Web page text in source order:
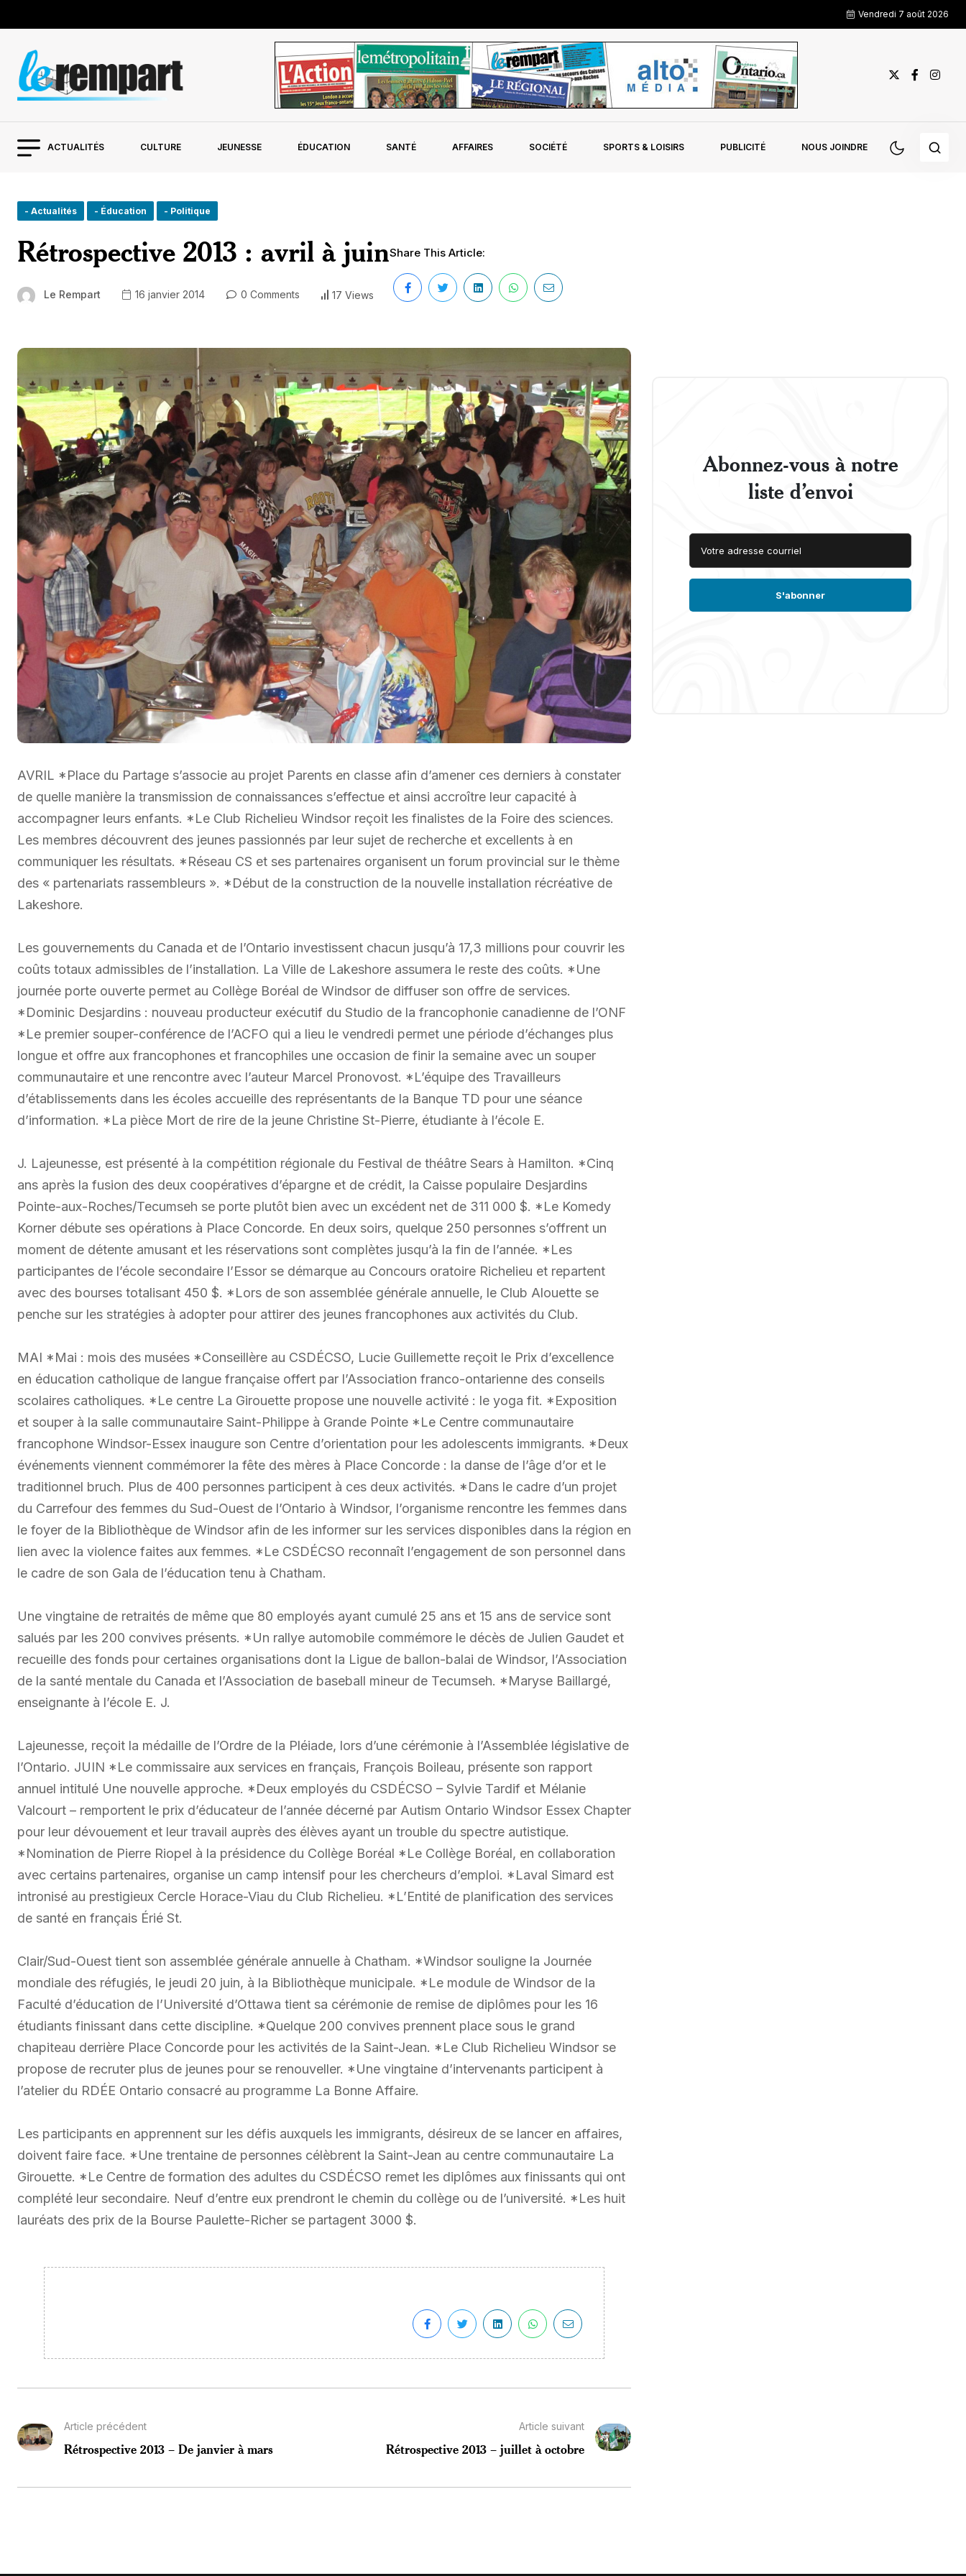
Vendredi 7 août 2026
ACTUALITÉS CULTURE JEUNESSE ÉDUCATION SANTÉ AFFAIRES SOCIÉTÉ SPORTS & LOISIRS PUBLICITÉ NOUS JOINDRE
- Actualités - Éducation - Politique
Rétrospective 2013 : avril à juin
Le Rempart 16 janvier 2014 0 Comments 17 Views
Share This Article:
AVRIL *Place du Partage s’associe au projet Parents en classe afin d’amener ces derniers à constater
de quelle manière la transmission de connaissances s’effectue et ainsi accroître leur capacité à
accompagner leurs enfants. *Le Club Richelieu Windsor reçoit les finalistes de la Foire des sciences.
Les membres découvrent des jeunes passionnés par leur sujet de recherche et excellents à en
communiquer les résultats. *Réseau CS et ses partenaires organisent un forum provincial sur le thème
des « partenariats rassembleurs ». *Début de la construction de la nouvelle installation récréative de
Lakeshore.
Les gouvernements du Canada et de l’Ontario investissent chacun jusqu’à 17,3 millions pour couvrir les
coûts totaux admissibles de l’installation. La Ville de Lakeshore assumera le reste des coûts. *Une
journée porte ouverte permet au Collège Boréal de Windsor de diffuser son offre de services.
*Dominic Desjardins : nouveau producteur exécutif du Studio de la francophonie canadienne de l’ONF
*Le premier souper-conférence de l’ACFO qui a lieu le vendredi permet une période d’échanges plus
longue et offre aux francophones et francophiles une occasion de finir la semaine avec un souper
communautaire et une rencontre avec l’auteur Marcel Pronovost. *L’équipe des Travailleurs
d’établissements dans les écoles accueille des représentants de la Banque TD pour une séance
d’information. *La pièce Mort de rire de la jeune Christine St-Pierre, étudiante à l’école E.
J. Lajeunesse, est présenté à la compétition régionale du Festival de théâtre Sears à Hamilton. *Cinq
ans après la fusion des deux coopératives d’épargne et de crédit, la Caisse populaire Desjardins
Pointe-aux-Roches/Tecumseh se porte plutôt bien avec un excédent net de 311 000 $. *Le Komedy
Korner débute ses opérations à Place Concorde. En deux soirs, quelque 250 personnes s’offrent un
moment de détente amusant et les réservations sont complètes jusqu’à la fin de l’année. *Les
participantes de l’école secondaire l’Essor se démarque au Concours oratoire Richelieu et repartent
avec des bourses totalisant 450 $. *Lors de son assemblée générale annuelle, le Club Alouette se
penche sur les stratégies à adopter pour attirer des jeunes francophones aux activités du Club.
MAI *Mai : mois des musées *Conseillère au CSDÉCSO, Lucie Guillemette reçoit le Prix d’excellence
en éducation catholique de langue française offert par l’Association franco-ontarienne des conseils
scolaires catholiques. *Le centre La Girouette propose une nouvelle activité : le yoga fit. *Exposition
et souper à la salle communautaire Saint-Philippe à Grande Pointe *Le Centre communautaire
francophone Windsor-Essex inaugure son Centre d’orientation pour les adolescents immigrants. *Deux
événements viennent commémorer la fête des mères à Place Concorde : la danse de l’âge d’or et le
traditionnel bruch. Plus de 400 personnes participent à ces deux activités. *Dans le cadre d’un projet
du Carrefour des femmes du Sud-Ouest de l’Ontario à Windsor, l’organisme rencontre les femmes dans
le foyer de la Bibliothèque de Windsor afin de les informer sur les services disponibles dans la région en
lien avec la violence faites aux femmes. *Le CSDÉCSO reconnaît l’engagement de son personnel dans
le cadre de son Gala de l’éducation tenu à Chatham.
Une vingtaine de retraités de même que 80 employés ayant cumulé 25 ans et 15 ans de service sont
salués par les 200 convives présents. *Un rallye automobile commémore le décès de Julien Gaudet et
recueille des fonds pour certaines organisations dont la Ligue de ballon-balai de Windsor, l’Association
de la santé mentale du Canada et l’Association de baseball mineur de Tecumseh. *Maryse Baillargé,
enseignante à l’école E. J.
Lajeunesse, reçoit la médaille de l’Ordre de la Pléiade, lors d’une cérémonie à l’Assemblée législative de
l’Ontario. JUIN *Le commissaire aux services en français, François Boileau, présente son rapport
annuel intitulé Une nouvelle approche. *Deux employés du CSDÉCSO – Sylvie Tardif et Mélanie
Valcourt – remportent le prix d’éducateur de l’année décerné par Autism Ontario Windsor Essex Chapter
pour leur dévouement et leur travail auprès des élèves ayant un trouble du spectre autistique.
*Nomination de Pierre Riopel à la présidence du Collège Boréal *Le Collège Boréal, en collaboration
avec certains partenaires, organise un camp intensif pour les chercheurs d’emploi. *Laval Simard est
intronisé au prestigieux Cercle Horace-Viau du Club Richelieu. *L’Entité de planification des services
de santé en français Érié St.
Clair/Sud-Ouest tient son assemblée générale annuelle à Chatham. *Windsor souligne la Journée
mondiale des réfugiés, le jeudi 20 juin, à la Bibliothèque municipale. *Le module de Windsor de la
Faculté d’éducation de l’Université d’Ottawa tient sa cérémonie de remise de diplômes pour les 16
étudiants finissant dans cette discipline. *Quelque 200 convives prennent place sous le grand
chapiteau derrière Place Concorde pour les activités de la Saint-Jean. *Le Club Richelieu Windsor se
propose de recruter plus de jeunes pour se renouveller. *Une vingtaine d’intervenants participent à
l’atelier du RDÉE Ontario consacré au programme La Bonne Affaire.
Les participants en apprennent sur les défis auxquels les immigrants, désireux de se lancer en affaires,
doivent faire face. *Une trentaine de personnes célèbrent la Saint-Jean au centre communautaire La
Girouette. *Le Centre de formation des adultes du CSDÉCSO remet les diplômes aux finissants qui ont
complété leur secondaire. Neuf d’entre eux prendront le chemin du collège ou de l’université. *Les huit
lauréats des prix de la Bourse Paulette-Richer se partagent 3000 $.
Article précédent
Rétrospective 2013 – De janvier à mars
Article suivant
Rétrospective 2013 – juillet à octobre
Abonnez-vous à notre
liste d’envoi